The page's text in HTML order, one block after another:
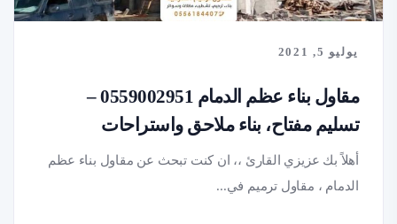
يوليو 5, 2021
مقاول بناء عظم الدمام 0559002951 –
تسليم مفتاح، بناء ملاحق واستراحات
أهلاً بك عزيزي القارئ ،، ان كنت تبحث عن مقاول بناء عظم
الدمام ، مقاول ترميم في...